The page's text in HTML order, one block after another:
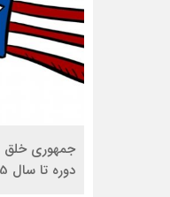
دوره تا سال 2025، بار دیگر مطالب جدیدی را برای تجزیه و تحلیل در اختیار کارشناسان بین المللی قرار داده است.